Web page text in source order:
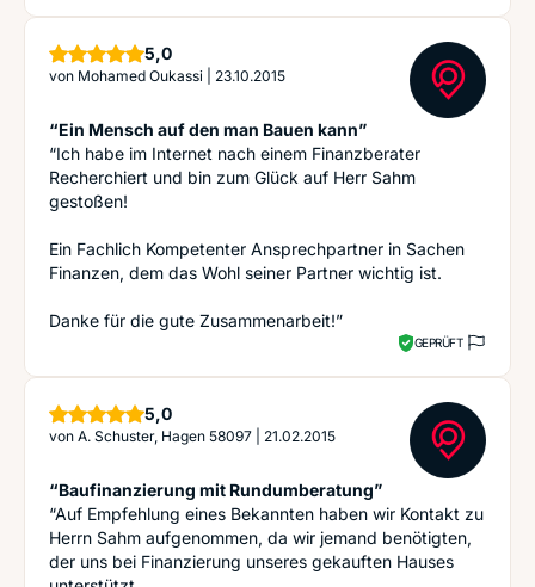
5,0Sterne
von Mohamed Oukassi 23.10.2015
“Ein Mensch auf den man Bauen kann”
“Ich habe im Internet nach einem Finanzberater
Recherchiert und bin zum Glück auf Herr Sahm
gestoßen!
Ein Fachlich Kompetenter Ansprechpartner in Sachen
Finanzen, dem das Wohl seiner Partner wichtig ist.
Danke für die gute Zusammenarbeit!”
GEPRÜFT
5,0Sterne
von A. Schuster, Hagen 58097 21.02.2015
“Baufinanzierung mit Rundumberatung”
“Auf Empfehlung eines Bekannten haben wir Kontakt zu
Herrn Sahm aufgenommen, da wir jemand benötigten,
der uns bei Finanzierung unseres gekauften Hauses